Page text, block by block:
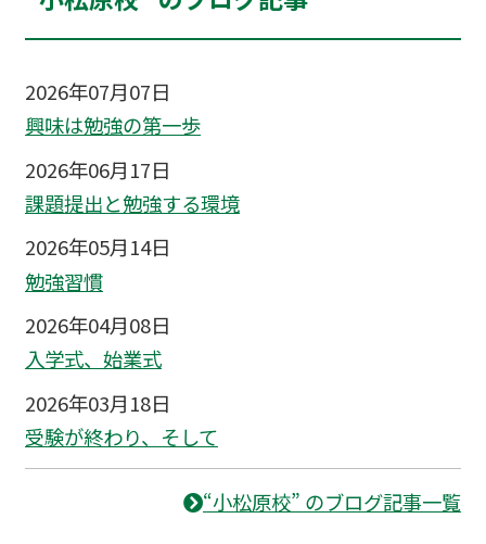
2026年07月07日
興味は勉強の第一歩
2026年06月17日
課題提出と勉強する環境
2026年05月14日
勉強習慣
2026年04月08日
入学式、始業式
2026年03月18日
受験が終わり、そして
“小松原校” のブログ記事一覧